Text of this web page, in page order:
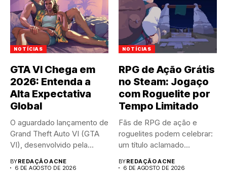
NOTÍCIAS
GTA VI Chega em
2026: Entenda a
Alta Expectativa
Global
O aguardado lançamento de
Grand Theft Auto VI (GTA
VI), desenvolvido pela...
BYREDAÇÃO ACNE
6 DE AGOSTO DE 2026
NOTÍCIAS
RPG de Ação Grátis
no Steam: Jogaço
com Roguelite por
Tempo Limitado
Fãs de RPG de ação e
roguelites podem celebrar:
um título aclamado...
BYREDAÇÃO ACNE
6 DE AGOSTO DE 2026